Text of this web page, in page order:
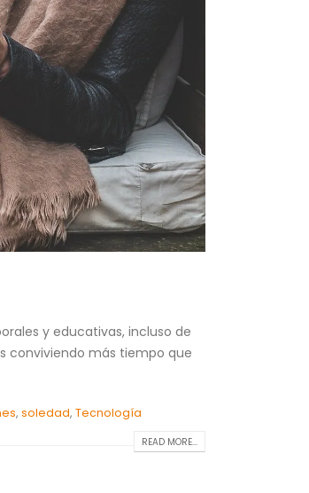
y educativas, incluso de
conviviendo más tiempo que
,soledad,Tecnología
READ MORE...